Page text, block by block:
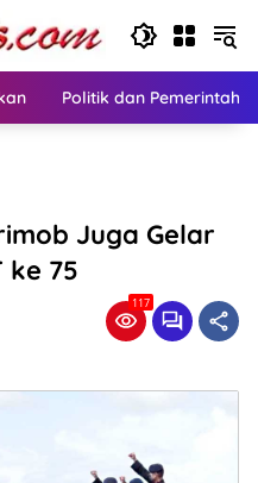
Politik dan
Juga Gelar
ke 75
117